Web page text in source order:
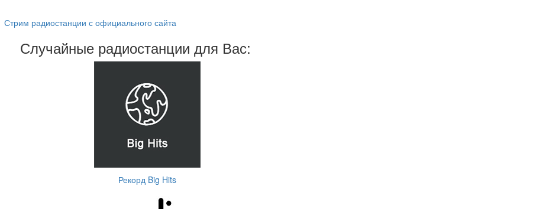
Стрим радиостанции с официального сайта
Случайные радиостанции для Вас:
Рекорд Big Hits